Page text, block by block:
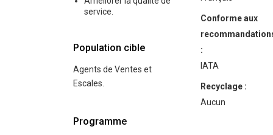
service.
Population cible
Agents de Ventes et
Escales.
Programme
Conforme aux
:
IATA
Recyclage :
Aucun